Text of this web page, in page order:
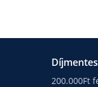
200.000Ft